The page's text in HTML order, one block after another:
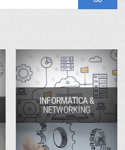
INFORMATICA &
NETWORKING